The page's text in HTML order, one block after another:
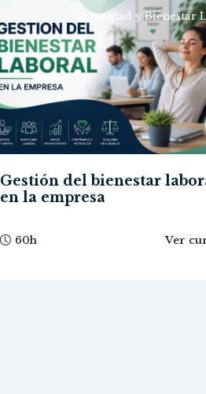
Seguridad y Bienestar
Gestión del bienestar
en la empresa
60h Ver